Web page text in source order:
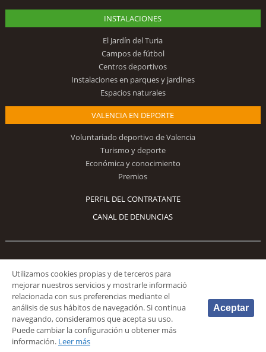
INSTALACIONES
El Jardín del Turia
Campos de fútbol
Centros deportivos
Instalaciones en parques y jardines
Espacios naturales
VALENCIA EN DEPORTE
Voluntariado deportivo de Valencia
Turismo y deporte
Económica y conocimiento
Premios
PERFIL DEL CONTRATANTE
CANAL DE DENUNCIAS
Síguenos
© 2026 Fundación Deportiva Municipal Valencia |AVISO LEGAL
PRIVACIDAD
Utilizamos cookies propias y de terceros para
mejorar nuestros servicios y mostrarle informació
relacionada con sus preferencias mediante el
análisis de sus hábitos de navegación. Si continua
navegando, consideramos que acepta su uso.
Puede cambiar la configuración u obtener más
información. Leer más
Aceptar